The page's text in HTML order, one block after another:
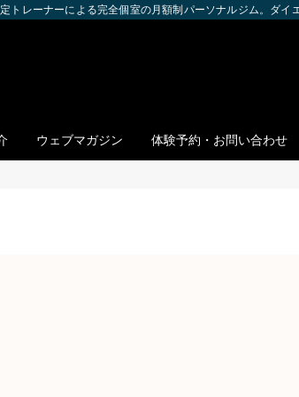
トレーナーによる完全個室の月額制パーソナルジム。ダイ
ウェブマガジン 体験予約・お問い合わせ